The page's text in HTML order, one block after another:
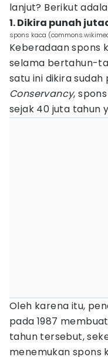
lanjut? Berikut
1. Dikira punah
spons kaca
Keberadaan spons
selama bertahun-
satu ini dikira sudah
Conservancy,
sejak 40 juta tahun
Oleh karena itu,
pada 1987
tahun tersebut,
menemukan spons